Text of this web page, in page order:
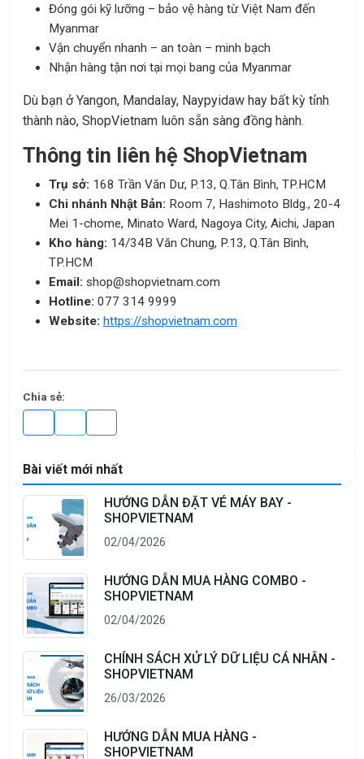
Đóng gói kỹ lưỡng – bảo vệ hàng từ Việt Nam đến
Myanmar
Vận chuyển nhanh – an toàn – minh bạch
Nhận hàng tận nơi tại mọi bang của Myanmar
Dù bạn ở Yangon, Mandalay, Naypyidaw hay bất kỳ tỉnh
thành nào, ShopVietnam luôn sẵn sàng đồng hành.
Thông tin liên hệ ShopVietnam
Trụ sở: 168 Trần Văn Dư, P.13, Q.Tân Bình, TP.HCM
Chi nhánh Nhật Bản: Room 7, Hashimoto Bldg., 20-4
Mei 1-chome, Minato Ward, Nagoya City, Aichi, Japan
Kho hàng: 14/34B Văn Chung, P.13, Q.Tân Bình,
TP.HCM
Email: shop@shopvietnam.com
Hotline: 077 314 9999
Website: https://shopvietnam.com
Chia sẻ:
Bài viết mới nhất
HƯỚNG DẪN ĐẶT VÉ MÁY BAY -
SHOPVIETNAM
02/04/2026
HƯỚNG DẪN MUA HÀNG COMBO -
SHOPVIETNAM
02/04/2026
CHÍNH SÁCH XỬ LÝ DỮ LIỆU CÁ NHÂN -
SHOPVIETNAM
26/03/2026
HƯỚNG DẪN MUA HÀNG -
SHOPVIETNAM